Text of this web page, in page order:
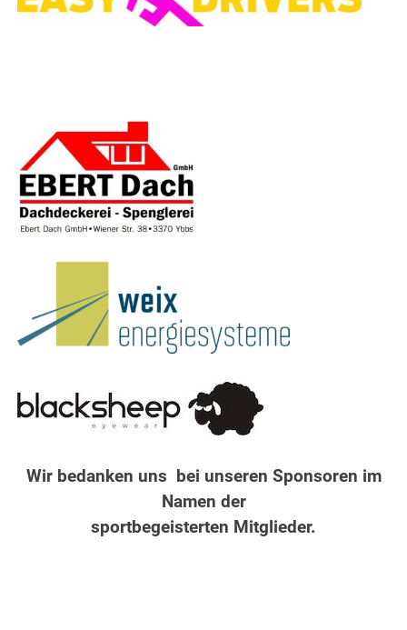
Wir bedanken uns bei unseren Sponsoren im
Namen der
sportbegeisterten Mitglieder.